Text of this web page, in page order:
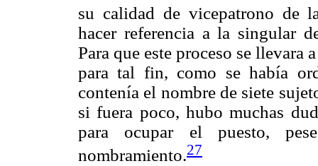
su calidad de vicepatrono de
hacer referencia a la singular
Para que este proceso se
para tal fin, como se había
contenía el nombre de siete
si fuera poco, hubo muchas
para ocupar el puesto,
nombramiento.27